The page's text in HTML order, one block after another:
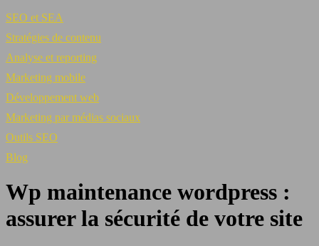
SEO et SEA
Stratégies de contenu
Analyse et reporting
Marketing mobile
Développement web
Marketing par médias sociaux
Outils SEO
Blog
Wp maintenance wordpress :
assurer la sécurité de votre site